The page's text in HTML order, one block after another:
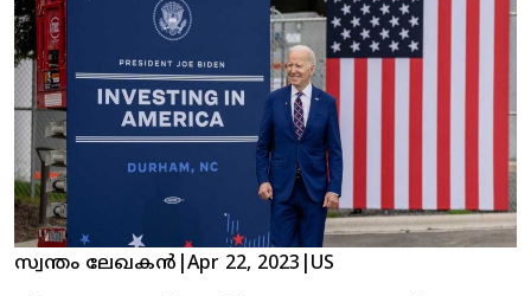
സ്വന്തം ലേഖകൻ Apr 22, 2023 US